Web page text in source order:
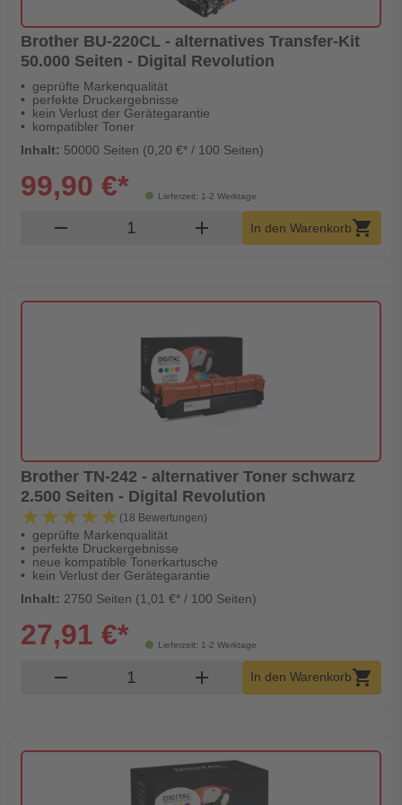
Brother BU-220CL - alternatives Transfer-Kit
50.000 Seiten - Digital Revolution
geprüfte Markenqualität
perfekte Druckergebnisse
kein Verlust der Gerätegarantie
kompatibler Toner
Inhalt: 50000 Seiten (0,20 €* / 100 Seiten)
Lieferzeit: 1-2 Werktage
99,90 €*
remove Produkt Warenkorb Menge
add In den Warenkorbshopping_cart
Brother TN-242 - alternativer Toner schwarz
2.500 Seiten - Digital Revolution
★★★★★
★★★★★ (18 Bewertungen)
geprüfte Markenqualität
perfekte Druckergebnisse
neue kompatible Tonerkartusche
kein Verlust der Gerätegarantie
Inhalt: 2750 Seiten (1,01 €* / 100 Seiten)
Lieferzeit: 1-2 Werktage
27,91 €*
remove Produkt Warenkorb Menge
add In den Warenkorbshopping_cart